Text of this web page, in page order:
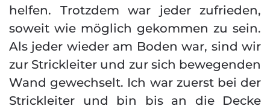
helfen. Trotzdem war jeder zufrieden,
soweit wie möglich gekommen zu sein.
Als jeder wieder am Boden war, sind wir
zur Strickleiter und zur sich bewegenden
Wand gewechselt. Ich war zuerst bei der
Strickleiter und bin bis an die Decke